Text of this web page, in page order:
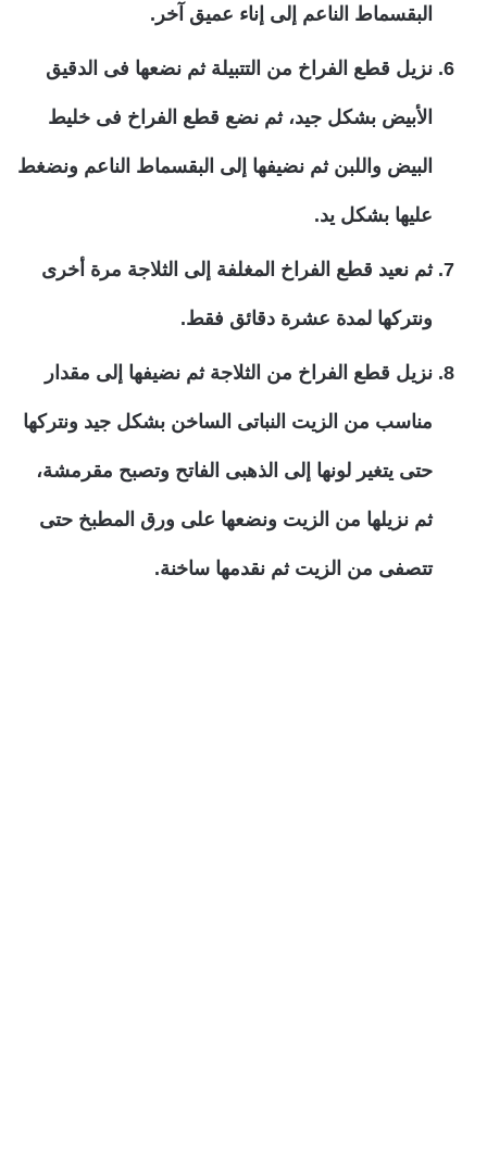
البقسماط الناعم إلى إناء عميق آخر.
نزيل قطع الفراخ من التتبيلة ثم نضعها فى الدقيق
الأبيض بشكل جيد، ثم نضع قطع الفراخ فى خليط
البيض واللبن ثم نضيفها إلى البقسماط الناعم ونضغط
عليها بشكل يد.
ثم نعيد قطع الفراخ المغلفة إلى الثلاجة مرة أخرى
ونتركها لمدة عشرة دقائق فقط.
نزيل قطع الفراخ من الثلاجة ثم نضيفها إلى مقدار
مناسب من الزيت النباتى الساخن بشكل جيد ونتركها
حتى يتغير لونها إلى الذهبى الفاتح وتصبح مقرمشة،
ثم نزيلها من الزيت ونضعها على ورق المطبخ حتى
تتصفى من الزيت ثم نقدمها ساخنة.